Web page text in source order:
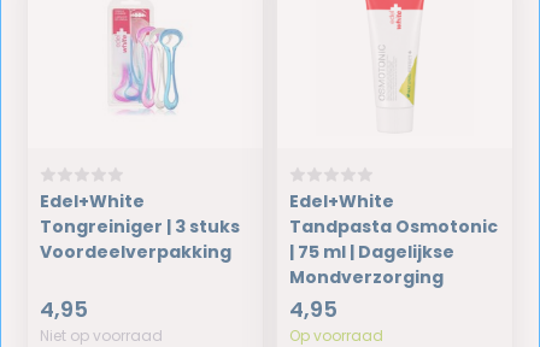
Edel+White
Tongreiniger | 3 stuks
Voordeelverpakking
4,95
Niet op voorraad
Edel+White
Tandpasta Osmotonic
| 75 ml | Dagelijkse
Mondverzorging
4,95
Op voorraad